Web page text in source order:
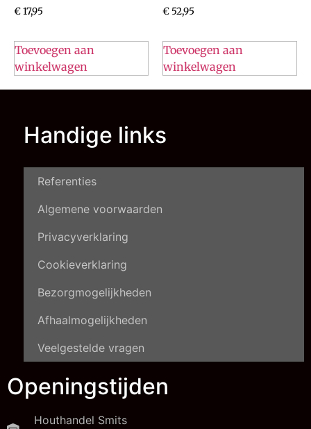
€17,95
Toevoegen aan
winkelwagen
€ 52,95
Toevoegen aan
winkelwagen
Handige links
Referenties
Algemene voorwaarden
Privacyverklaring
Cookieverklaring
Bezorgmogelijkheden
Afhaalmogelijkheden
Veelgestelde vragen
Openingstijden
Houthandel Smits